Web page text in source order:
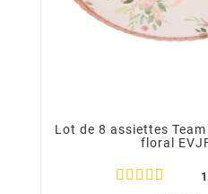
Lot de 8 assiettes
floral